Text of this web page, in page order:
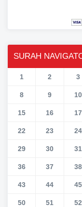
SURAH
1 2 3
8 9 10
15 16 17
22 23 24
29 30 31
36 37 38
43 44 45
50 51 52